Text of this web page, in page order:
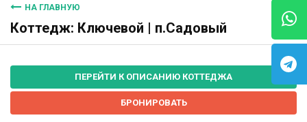
НА ГЛАВНУЮ
Коттедж: Ключевой | п.Садовый
ПЕРЕЙТИ К ОПИСАНИЮ КОТТЕДЖА
БРОНИРОВАТЬ